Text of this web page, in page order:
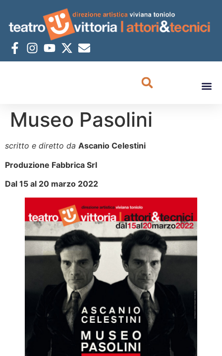
Museo Pasolini
scritto e diretto da Ascanio Celestini
Produzione Fabbrica Srl
Dal 15 al 20 marzo 2022